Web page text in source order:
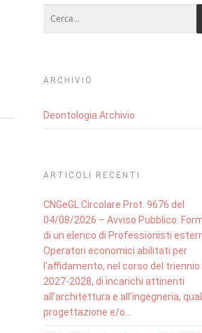
ARCHIVIO
Deontologia Archivio
ARTICOLI RECENTI
CNGeGL Circolare Prot. 9676 del
04/08/2026 – Avviso Pubblico:
di un elenco di Professionisti
Operatori economici abilitati per
l’affidamento, nel corso del triennio
2027-2028, di incarichi attinenti
all’architettura e all’ingegneria,
progettazione e/o…